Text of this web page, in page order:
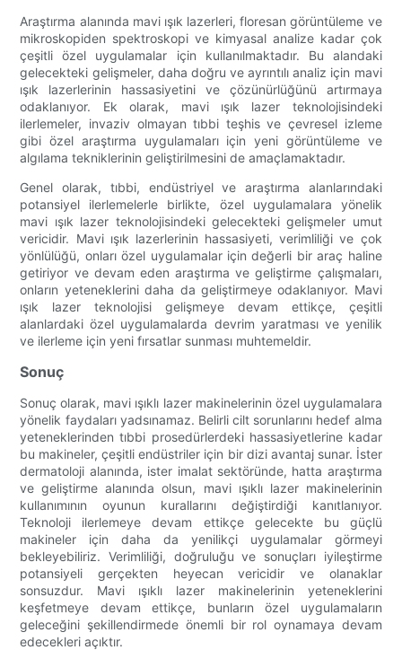
Araştırma alanında mavi ışık lazerleri, floresan görüntüleme ve
mikroskopiden spektroskopi ve kimyasal analize kadar çok
çeşitli özel uygulamalar için kullanılmaktadır. Bu alandaki
gelecekteki gelişmeler, daha doğru ve ayrıntılı analiz için mavi
ışık lazerlerinin hassasiyetini ve çözünürlüğünü artırmaya
odaklanıyor. Ek olarak, mavi ışık lazer teknolojisindeki
ilerlemeler, invaziv olmayan tıbbi teşhis ve çevresel izleme
gibi özel araştırma uygulamaları için yeni görüntüleme ve
algılama tekniklerinin geliştirilmesini de amaçlamaktadır.
Genel olarak, tıbbi, endüstriyel ve araştırma alanlarındaki
potansiyel ilerlemelerle birlikte, özel uygulamalara yönelik
mavi ışık lazer teknolojisindeki gelecekteki gelişmeler umut
vericidir. Mavi ışık lazerlerinin hassasiyeti, verimliliği ve çok
yönlülüğü, onları özel uygulamalar için değerli bir araç haline
getiriyor ve devam eden araştırma ve geliştirme çalışmaları,
onların yeteneklerini daha da geliştirmeye odaklanıyor. Mavi
ışık lazer teknolojisi gelişmeye devam ettikçe, çeşitli
alanlardaki özel uygulamalarda devrim yaratması ve yenilik
ve ilerleme için yeni fırsatlar sunması muhtemeldir.
Sonuç
Sonuç olarak, mavi ışıklı lazer makinelerinin özel uygulamalara
yönelik faydaları yadsınamaz. Belirli cilt sorunlarını hedef alma
yeteneklerinden tıbbi prosedürlerdeki hassasiyetlerine kadar
bu makineler, çeşitli endüstriler için bir dizi avantaj sunar. İster
dermatoloji alanında, ister imalat sektöründe, hatta araştırma
ve geliştirme alanında olsun, mavi ışıklı lazer makinelerinin
kullanımının oyunun kurallarını değiştirdiği kanıtlanıyor.
Teknoloji ilerlemeye devam ettikçe gelecekte bu güçlü
makineler için daha da yenilikçi uygulamalar görmeyi
bekleyebiliriz. Verimliliği, doğruluğu ve sonuçları iyileştirme
potansiyeli gerçekten heyecan vericidir ve olanaklar
sonsuzdur. Mavi ışıklı lazer makinelerinin yeteneklerini
keşfetmeye devam ettikçe, bunların özel uygulamaların
geleceğini şekillendirmede önemli bir rol oynamaya devam
edecekleri açıktır.